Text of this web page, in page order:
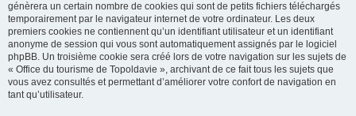
génèrera un certain nombre de cookies qui sont de petits fichiers téléchargés
temporairement par le navigateur internet de votre ordinateur. Les deux
premiers cookies ne contiennent qu’un identifiant utilisateur et un identifiant
anonyme de session qui vous sont automatiquement assignés par le logiciel
phpBB. Un troisième cookie sera créé lors de votre navigation sur les sujets de
« Office du tourisme de Topoldavie », archivant de ce fait tous les sujets que
vous avez consultés et permettant d’améliorer votre confort de navigation en
tant qu’utilisateur.